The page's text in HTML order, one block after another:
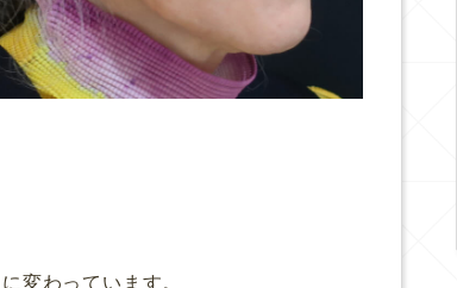
に変わっています。